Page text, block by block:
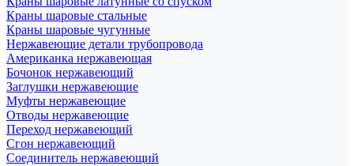
Краны шаровые стальные
Краны шаровые чугунные
Нержавеющие детали трубопровода
Американка нержавеющая
Бочонок нержавеющий
Заглушки нержавеющие
Муфты нержавеющие
Отводы нержавеющие
Переход нержавеющий
Сгон нержавеющий
Соединитель нержавеющий